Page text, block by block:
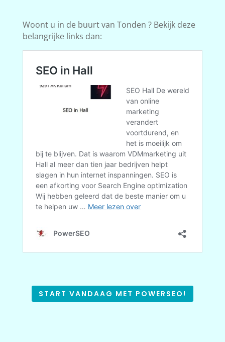
Woont u in de buurt van Tonden ? Bekijk deze
belangrijke links dan:
START VANDAAG MET POWERSEO!